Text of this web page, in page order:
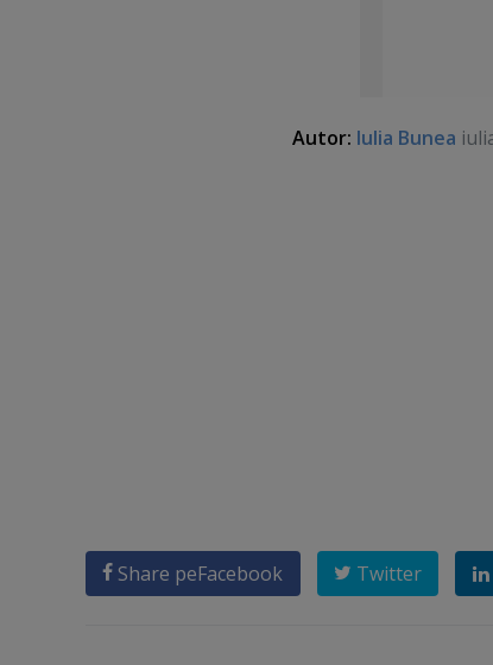
Autor: Iulia Bunea
Share peFacebook Twitter